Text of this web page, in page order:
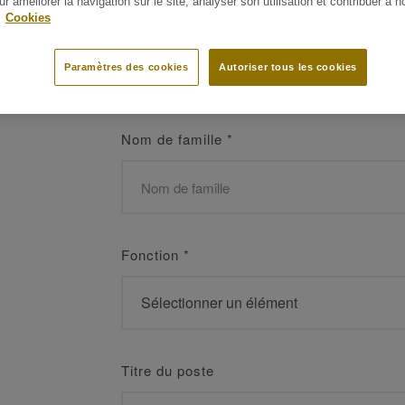
Nom de famille *
Fonction *
Titre du poste
Cookies
Autoriser tous les cookies
Paramètres des cookies